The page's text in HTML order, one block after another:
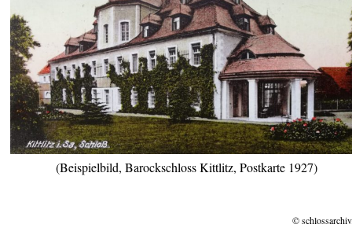
(Beispielbild, Barockschloss Kittlitz, Postkarte 1927)
©